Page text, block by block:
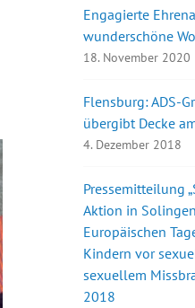
Engagierte
wunderschöne
18. November 2020
Flensburg: ADS-
übergibt Decke
4. Dezember 2018
Pressemitteilung
Aktion in
Europäischen
Kindern vor
sexuellem
2018